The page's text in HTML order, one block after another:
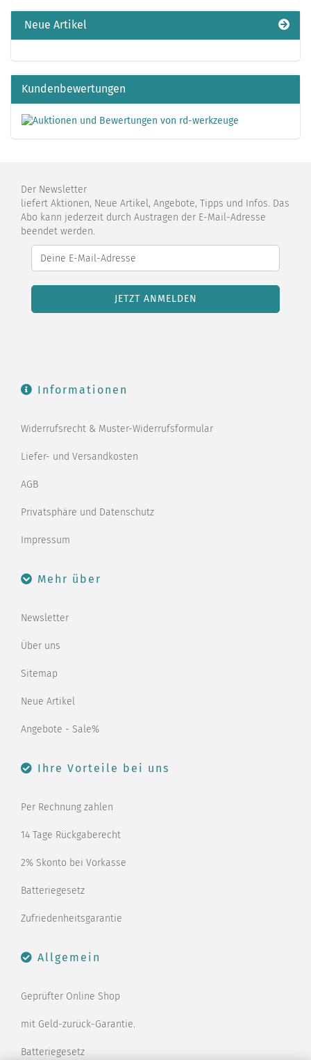
Neue Artikel
Kundenbewertungen
Der Newsletter
liefert Aktionen, Neue Artikel, Angebote, Tipps und Infos. Das
Abo kann jederzeit durch Austragen der E-Mail-Adresse
beendet werden.
Informationen
Widerrufsrecht & Muster-Widerrufsformular
Liefer- und Versandkosten
AGB
Privatsphäre und Datenschutz
Impressum
Mehr über
Newsletter
Über uns
Sitemap
Neue Artikel
Angebote - Sale%
Ihre Vorteile bei uns
Per Rechnung zahlen
14 Tage Rückgaberecht
2% Skonto bei Vorkasse
Batteriegesetz
Zufriedenheitsgarantie
Allgemein
Geprüfter Online Shop
mit Geld-zurück-Garantie.
Batteriegesetz